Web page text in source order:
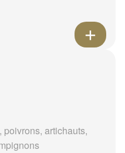
poivrons, artichauts,